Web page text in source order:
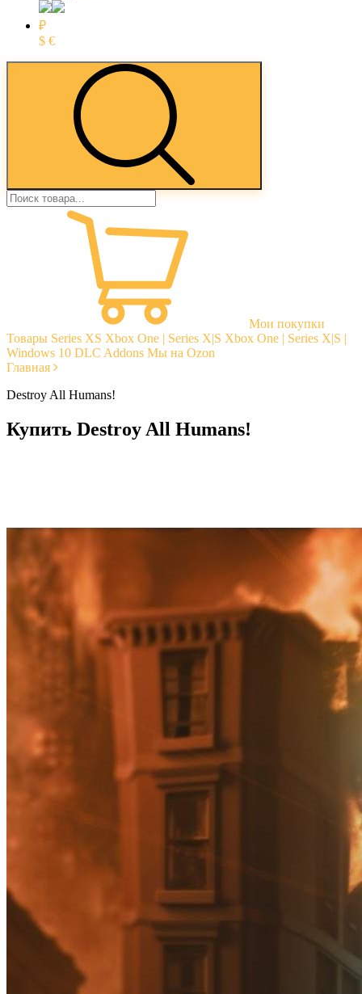
₽
$ €
Мои покупки
Товары Series XS Xbox One | Series X|S Xbox One | Series X|S |
Windows 10 DLC Addons Мы на Ozon
Главная
Destroy All Humans!
Купить Destroy All Humans!